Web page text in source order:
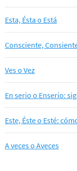
Esta, Ésta o Está
Consciente,
Ves o Vez
En serio o Enserio:
Este, Éste o Esté:
A veces o Aveces